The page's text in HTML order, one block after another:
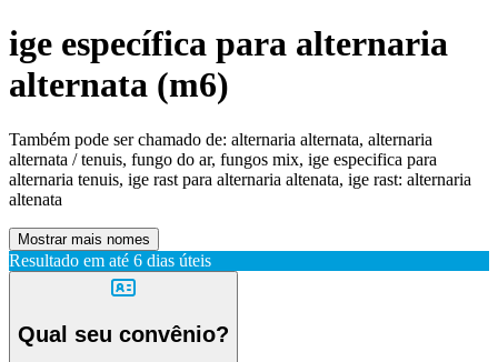
ige específica para alternaria
alternata (m6)
Também pode ser chamado de: alternaria alternata, alternaria
alternata / tenuis, fungo do ar, fungos mix, ige especifica para
alternaria tenuis, ige rast para alternaria altenata, ige rast: alternaria
altenata
Mostrar mais nomes
Resultado em até 6 dias úteis
Qual seu convênio?